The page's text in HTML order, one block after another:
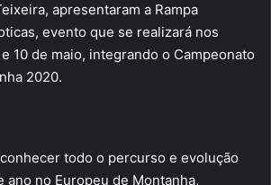
apresentaram a Rampa
evento que se realizará nos
10 de maio, integrando o Campeonato
2020.
todo o percurso e evolução
ano no Europeu de Montanha,